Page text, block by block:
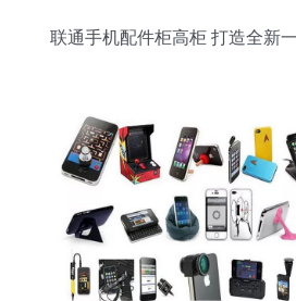
联通手机配件柜高柜 打造全新